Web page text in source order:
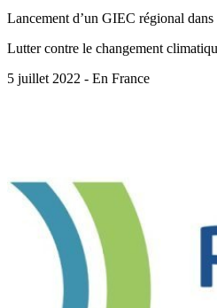
Lancement d’un GIEC régional
Lutter contre le changement
5 juillet 2022 - En France